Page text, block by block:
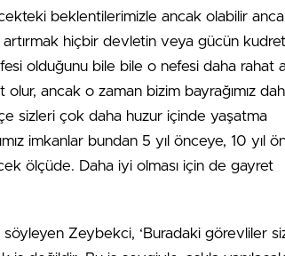
beklentilerimizle ancak olabilir
artırmak hiçbir devletin veya gücün
olduğunu bile bile o nefesi daha rahat
ancak o zaman bizim bayrağımız
sizleri çok daha huzur içinde yaşatma
imkanlar bundan 5 yıl önceye, 10 yıl
ölçüde. Daha iyi olması için de gayret
söyleyen Zeybekci, ‘Buradaki görevliler